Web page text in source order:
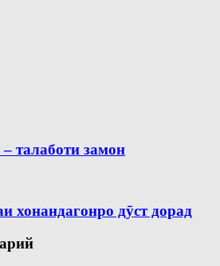
талаботи замон
хонандагонро дӯст дорад